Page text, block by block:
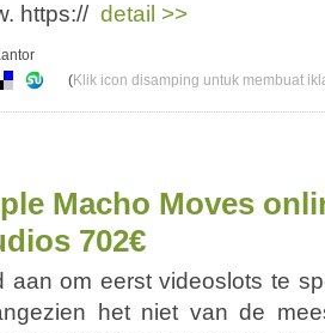
https:// detail >>
(Klik icon disamping untuk membuat
Macho Moves
702€
aan om eerst videoslots te
het niet van de